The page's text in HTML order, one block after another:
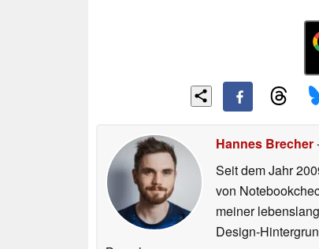
Hannes Brecher
Seit dem Jahr
von
meiner
Design-